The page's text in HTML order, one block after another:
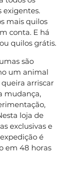
exigentes.
mais quilos
conta. E há
quilos grátis.
são
um animal
arriscar
mudança,
loja de
exclusivas e
é
em 48 horas